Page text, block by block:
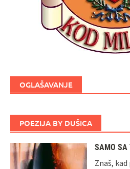
OGLAŠAVANJE
POEZIJA BY DUŠICA
SAMO SA
Znaš,